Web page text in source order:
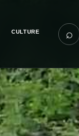
CULTURE ⌕